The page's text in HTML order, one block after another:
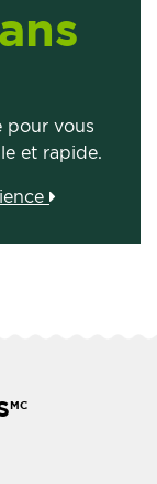
pour vous
et rapide.
MC